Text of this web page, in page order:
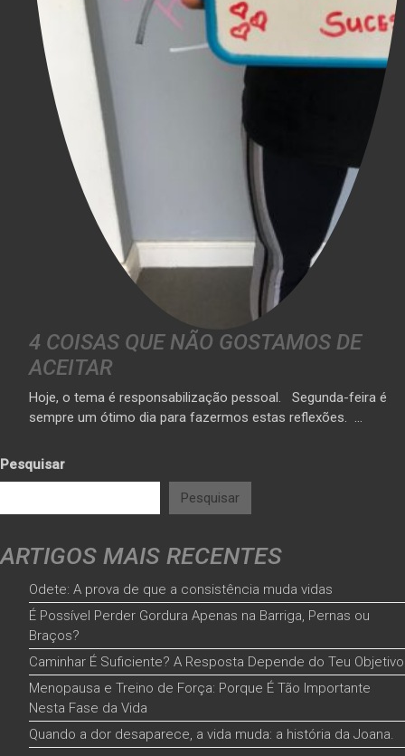
4 COISAS QUE NÃO GOSTAMOS DE
ACEITAR
Hoje, o tema é responsabilização pessoal. Segunda-feira é
sempre um ótimo dia para fazermos estas reflexões. …
Pesquisar
Pesquisar
ARTIGOS MAIS RECENTES
Odete: A prova de que a consistência muda vidas
É Possível Perder Gordura Apenas na Barriga, Pernas ou
Braços?
Caminhar É Suficiente? A Resposta Depende do Teu Objetivo
Menopausa e Treino de Força: Porque É Tão Importante
Nesta Fase da Vida
Quando a dor desaparece, a vida muda: a história da Joana.